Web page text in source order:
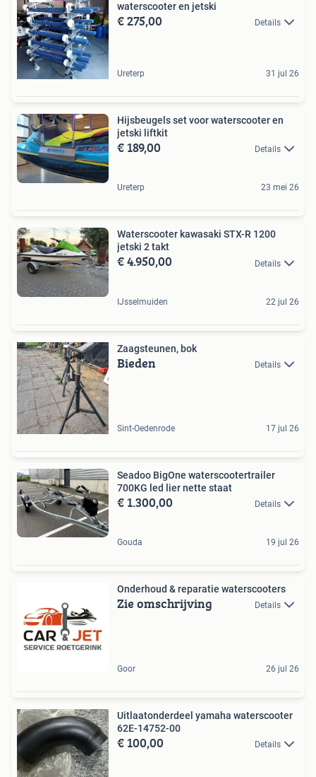
waterscooter en jetski
€ 275,00 Details
Ureterp 31 jul 26
Hijsbeugels set voor waterscooter en
jetski liftkit
€ 189,00 Details
Ureterp 23 mei 26
Waterscooter kawasaki STX-R 1200
jetski 2 takt
€ 4.950,00 Details
IJsselmuiden 22 jul 26
Zaagsteunen, bok
Bieden Details
Sint-Oedenrode 17 jul 26
Seadoo BigOne waterscootertrailer
700KG led lier nette staat
€ 1.300,00 Details
Gouda 19 jul 26
Onderhoud & reparatie waterscooters
Zie omschrijving Details
Goor 26 jul 26
Uitlaatonderdeel yamaha waterscooter
62E-14752-00
€ 100,00 Details